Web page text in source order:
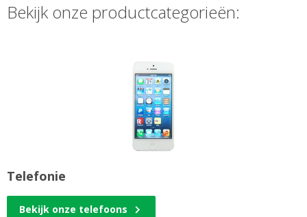
Bekijk onze productcategorieën:
Telefonie
Bekijk onze telefoons